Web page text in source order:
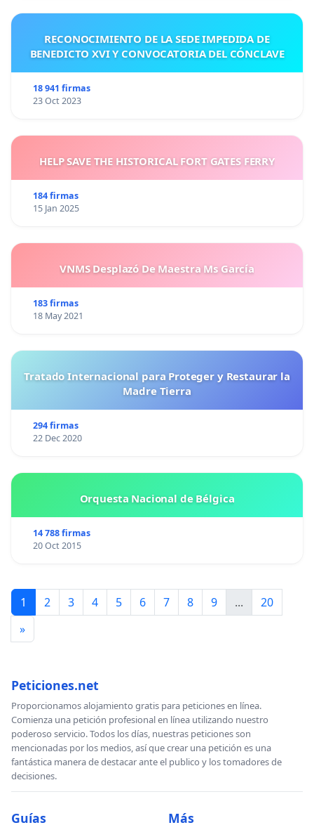
RECONOCIMIENTO DE LA SEDE IMPEDIDA DE
BENEDICTO XVI Y CONVOCATORIA DEL CÓNCLAVE
18 941 firmas
23 Oct 2023
HELP SAVE THE HISTORICAL FORT GATES FERRY
184 firmas
15 Jan 2025
VNMS Desplazó De Maestra Ms García
183 firmas
18 May 2021
Tratado Internacional para Proteger y Restaurar la
Madre Tierra
294 firmas
22 Dec 2020
Orquesta Nacional de Bélgica
14 788 firmas
20 Oct 2015
1 2 3 4 5 6 7 8 9 ...
20
»
Peticiones.net
Proporcionamos alojamiento gratis para peticiones en línea.
Comienza una petición profesional en línea utilizando nuestro
poderoso servicio. Todos los días, nuestras peticiones son
mencionadas por los medios, así que crear una petición es una
fantástica manera de destacar ante el publico y los tomadores de
decisiones.
Guías Más